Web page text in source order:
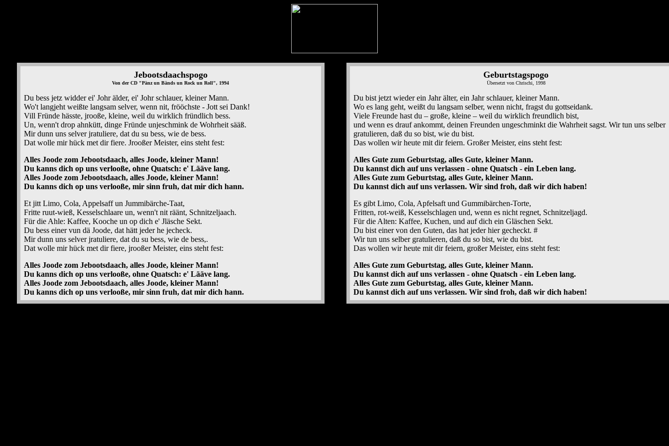
Jebootsdaachspogo
Von der CD "Pänz un Bänds un Rock un Roll", 1994
Du bess jetz widder ei' Johr älder, ei' Johr schlauer, kleiner Mann.
Wo't langjeht weißte langsam selver, wenn nit, frööchste - Jott sei Dank!
Vill Fründe hässte, jrooße, kleine, weil du wirklich fründlich bess.
Un, wenn't drop ahnkütt, dinge Fründe unjeschmink de Wohrheit sääß.
Mir dunn uns selver jratuliere, dat du su bess, wie de bess.
Dat wolle mir hück met dir fiere. Jrooßer Meister, eins steht fest:
Alles Joode zom Jebootsdaach, alles Joode, kleiner Mann!
Du kanns dich op uns verlooße, ohne Quatsch: e' Lääve lang.
Alles Joode zom Jebootsdaach, alles Joode, kleiner Mann!
Du kanns dich op uns verlooße, mir sinn fruh, dat mir dich hann.
Et jitt Limo, Cola, Appelsaff un Jummibärche-Taat,
Fritte ruut-wieß, Kesselschlaare un, wenn't nit räänt, Schnitzeljaach.
Für die Ahle: Kaffee, Kooche un op dich e' Jläsche Sekt.
Du bess einer vun dä Joode, dat hätt jeder he jecheck.
Mir dunn uns selver jratuliere, dat du su bess, wie de bess,.
Dat wolle mir hück met dir fiere, jrooßer Meister, eins steht fest:
Alles Joode zom Jebootsdaach, alles Joode, kleiner Mann!
Du kanns dich op uns verlooße, ohne Quatsch: e' Lääve lang.
Alles Joode zom Jebootsdaach, alles Joode, kleiner Mann!
Du kanns dich op uns verlooße, mir sinn fruh, dat mir dich hann.
Geburtstagspogo
Übersetzt von Chrischi, 1998
Du bist jetzt wieder ein Jahr älter, ein Jahr schlauer, kleiner Mann.
Wo es lang geht, weißt du langsam selber, wenn nicht, fragst du gottseidank.
Viele Freunde hast du – große, kleine – weil du wirklich freundlich bist,
und wenn es drauf ankommt, deinen Freunden ungeschminkt die Wahrheit sagst. Wir tun uns selber
gratulieren, daß du so bist, wie du bist.
Das wollen wir heute mit dir feiern. Großer Meister, eins steht fest:
Alles Gute zum Geburtstag, alles Gute, kleiner Mann.
Du kannst dich auf uns verlassen - ohne Quatsch - ein Leben lang.
Alles Gute zum Geburtstag, alles Gute, kleiner Mann.
Du kannst dich auf uns verlassen. Wir sind froh, daß wir dich haben!
Es gibt Limo, Cola, Apfelsaft und Gummibärchen-Torte,
Fritten, rot-weiß, Kesselschlagen und, wenn es nicht regnet, Schnitzeljagd.
Für die Alten: Kaffee, Kuchen, und auf dich ein Gläschen Sekt.
Du bist einer von den Guten, das hat jeder hier gecheckt. #
Wir tun uns selber gratulieren, daß du so bist, wie du bist.
Das wollen wir heute mit dir feiern, großer Meister, eins steht fest:
Alles Gute zum Geburtstag, alles Gute, kleiner Mann.
Du kannst dich auf uns verlassen - ohne Quatsch - ein Leben lang.
Alles Gute zum Geburtstag, alles Gute, kleiner Mann.
Du kannst dich auf uns verlassen. Wir sind froh, daß wir dich haben!